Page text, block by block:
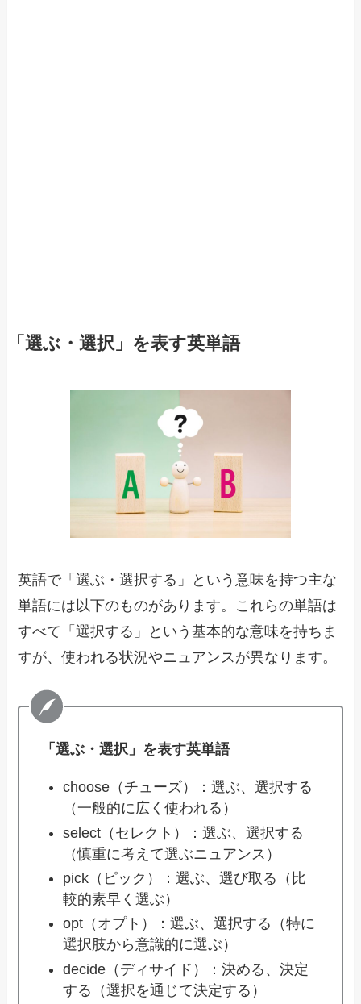
「選ぶ・選択」を表す英単語
英語で「選ぶ・選択する」という意味を持つ主な
単語には以下のものがあります。これらの単語は
すべて「選択する」という基本的な意味を持ちま
すが、使われる状況やニュアンスが異なります。
「選ぶ・選択」を表す英単語
choose（チューズ）：選ぶ、選択する
（一般的に広く使われる）
select（セレクト）：選ぶ、選択する
（慎重に考えて選ぶニュアンス）
pick（ピック）：選ぶ、選び取る（比
較的素早く選ぶ）
opt（オプト）：選ぶ、選択する（特に
選択肢から意識的に選ぶ）
decide（ディサイド）：決める、決定
する（選択を通じて決定する）